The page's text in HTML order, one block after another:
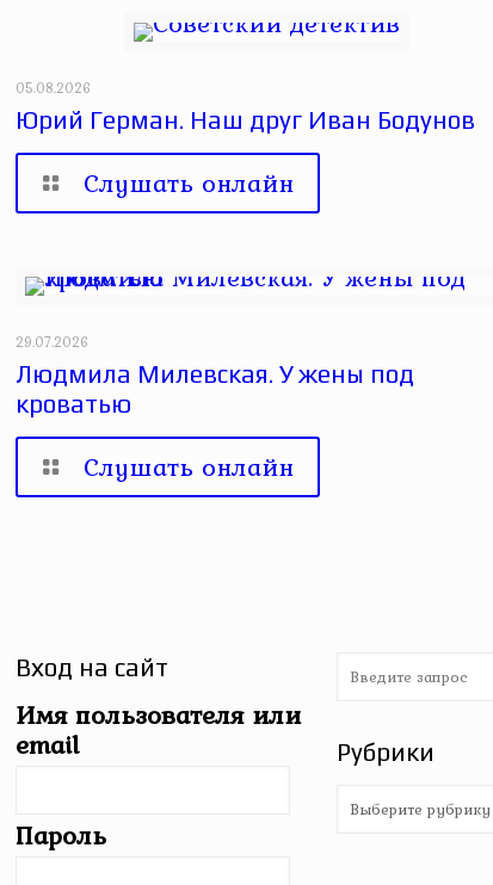
05.08.2026
Юрий Герман. Наш друг Иван Бодунов
Слушать онлайн
29.07.2026
Людмила Милевская. У жены под
кроватью
Слушать онлайн
Вход на сайт
Имя пользователя или
email
Пароль
Рубрики
Рубрики